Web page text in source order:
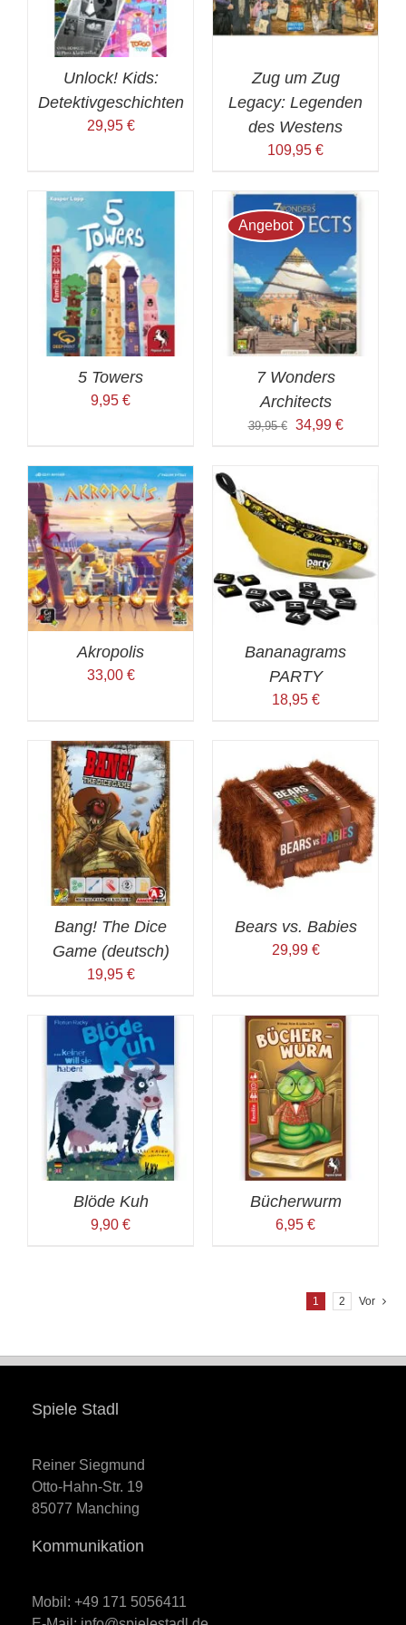
Unlock! Kids:
Detektivgeschichten
29,95 €
Zug um Zug
Legacy: Legenden
des Westens
109,95 €
5 Towers
9,95 €
Angebot
7 Wonders
Architects
39,95€
Ursprünglicher
34,99 €Aktueller
Akropolis
33,00 €
Bananagrams
PARTY
18,95 €
Bang! The Dice
Game (deutsch)
19,95 €
Bears vs. Babies
29,99 €
Blöde Kuh
9,90 €
Bücherwurm
6,95 €
1 2 Vor
Spiele Stadl
Reiner Siegmund
Otto-Hahn-Str. 19
85077 Manching
Kommunikation
Mobil: +49 171 5056411